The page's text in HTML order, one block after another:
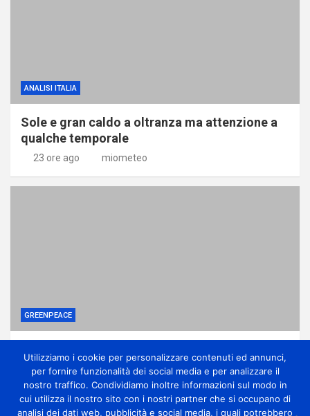
ANALISI ITALIA
Sole e gran caldo a oltranza ma attenzione a
qualche temporale
23 ore ago miometeo
GREENPEACE
contro la crisi climatica
1 giorno ago miometeo
Utilizziamo i cookie per personalizzare contenuti ed annunci,
per fornire funzionalità dei social media e per analizzare il
nostro traffico. Condividiamo inoltre informazioni sul modo in
cui utilizza il nostro sito con i nostri partner che si occupano di
analisi dei dati web, pubblicità e social media, i quali potrebbero